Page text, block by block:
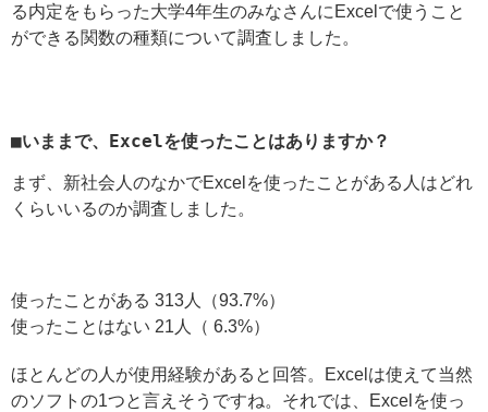
る内定をもらった大学4年生のみなさんにExcelで使うこと
ができる関数の種類について調査しました。
■いままで、Excelを使ったことはありますか？
まず、新社会人のなかでExcelを使ったことがある人はどれ
くらいいるのか調査しました。
使ったことがある 313人（93.7%）
使ったことはない 21人（ 6.3%）
ほとんどの人が使用経験があると回答。Excelは使えて当然
のソフトの1つと言えそうですね。それでは、Excelを使っ